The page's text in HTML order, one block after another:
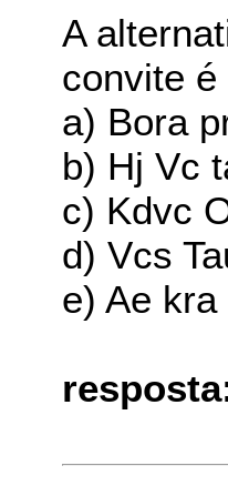
A
convite é
a) Bora
b) Hj Vc
c) Kdvc
d) Vcs
e) Ae